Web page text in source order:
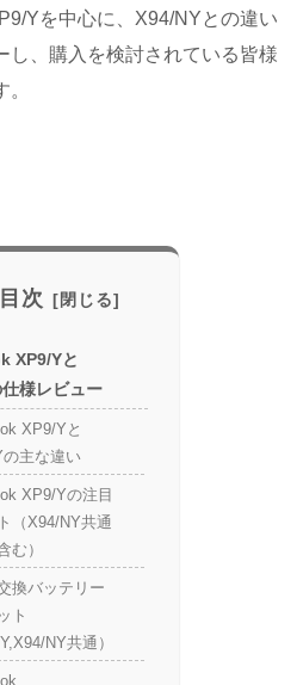
Yを中心に、X94/NYとの違い
し、購入を検討されている皆様
目次
XP9/Yと
様レビュー
XP9/Yと
主な違い
XP9/Yの注目
（X94/NY共通
む）
換バッテリー
ト
NY共通）